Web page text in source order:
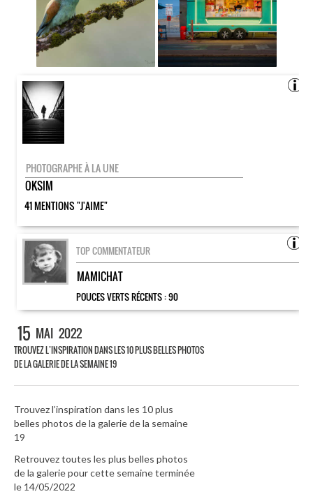
PHOTOGRAPHE À LA UNE
OKSIM
41 MENTIONS "J'AIME"
TOP COMMENTATEUR
MAMICHAT
POUCES VERTS RÉCENTS :90
15 MAI 2022
TROUVEZ L’INSPIRATION DANS LES 10 PLUS BELLES PHOTOS
DE LA GALERIE DE LA SEMAINE 19
Trouvez l’inspiration dans les 10 plus
belles photos de la galerie de la semaine
19
Retrouvez toutes les plus belles photos
de la galerie pour cette semaine terminée
le 14/05/2022